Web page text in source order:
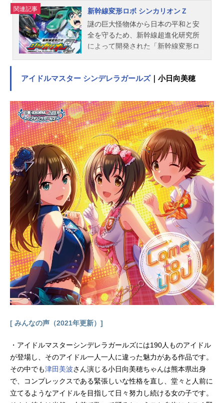
関連記事
新幹線変形ロボ シンカリオンＺ
謎の巨大怪物体から日本の平和と安
全を守るため、新幹線超進化研究所
によって開発された「新幹線変形ロ
型ロボット「シンカリオンＺ」の開
ンカリオンＺ」の運転士となった子
供たちは、研究所員たちと力を合わ
せ、再び現れた巨大怪物体を迎え撃
つ！未知なる敵の出現－。そして2人
の少年の出会い－。シンカリオンの
更なる進化が始まる！！！作品名新
幹線変形ロボシンカリオンＺ放送形
態TVアニメシリーズ新幹線変形ロボ
シンカリオンスケジュール2021年4
月9日（金）～2022年3月18日（金）
テレビ東京系にて話数全41話キャス
ト新多シン：津田美波碓氷アブト：
鬼頭明里スマット：福山潤大曲ハナ
ビ：寺崎裕香戸隠タイジュ：鷄冠井
美智子新多アユ：高尾奏音明星アケ
ノ：井上麻里奈十河サイジョウ：後
藤光祐島ゴイチ：藤原貴弘吾孫子カ
スミ：千本木彩花大石ミサキ：森谷
里美細川アツタ：岡林史泰ワダツ
也中洲ヤマカサ：島袋美由利安城シ
奈央嵐山ギンガ：蒼井翔太カンナ
ギ：阿座上洋平セツラ：久保ユリカ
月野メーテル：ゆきのさつきスタ
ッ...
アイドルマスター シンデレラガールズ｜小日向美穂
[ みんなの声（2021年更新）]
・アイドルマスターシンデレラガールズには190人ものアイドル
が登場し、そのアイドル一人一人に違った魅力がある作品です。
その中でも津田美波さん演じる小日向美穂ちゃんは熊本県出身
で、コンプレックスである緊張しいな性格を直し、堂々と人前に
立てるようなアイドルを目指して日々努力し続ける女の子です。